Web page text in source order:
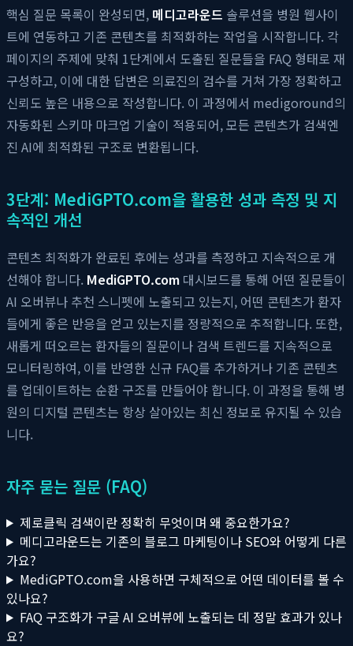
핵심 질문 목록이 완성되면, 메디고라운드 솔루션을 병원 웹사이
트에 연동하고 기존 콘텐츠를 최적화하는 작업을 시작합니다. 각
페이지의 주제에 맞춰 1단계에서 도출된 질문들을 FAQ 형태로 재
구성하고, 이에 대한 답변은 의료진의 검수를 거쳐 가장 정확하고
신뢰도 높은 내용으로 작성합니다. 이 과정에서 medigoround의
자동화된 스키마 마크업 기술이 적용되어, 모든 콘텐츠가 검색엔
진 AI에 최적화된 구조로 변환됩니다.
3단계: MediGPTO.com을 활용한 성과 측정 및 지
속적인 개선
콘텐츠 최적화가 완료된 후에는 성과를 측정하고 지속적으로 개
선해야 합니다. MediGPTO.com 대시보드를 통해 어떤 질문들이
AI 오버뷰나 추천 스니펫에 노출되고 있는지, 어떤 콘텐츠가 환자
들에게 좋은 반응을 얻고 있는지를 정량적으로 추적합니다. 또한,
새롭게 떠오르는 환자들의 질문이나 검색 트렌드를 지속적으로
모니터링하여, 이를 반영한 신규 FAQ를 추가하거나 기존 콘텐츠
를 업데이트하는 순환 구조를 만들어야 합니다. 이 과정을 통해 병
원의 디지털 콘텐츠는 항상 살아있는 최신 정보로 유지될 수 있습
니다.
자주 묻는 질문 (FAQ)
제로클릭 검색이란 정확히 무엇이며 왜 중요한가요?
메디고라운드는 기존의 블로그 마케팅이나 SEO와 어떻게 다른
가요?
MediGPTO.com을 사용하면 구체적으로 어떤 데이터를 볼 수
있나요?
FAQ 구조화가 구글 AI 오버뷰에 노출되는 데 정말 효과가 있나
요?